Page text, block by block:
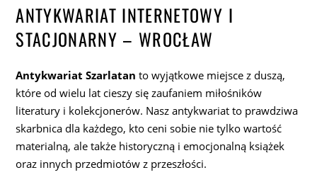
ANTYKWARIAT INTERNETOWY I
STACJONARNY – WROCŁAW
Antykwariat Szarlatan to wyjątkowe miejsce z duszą,
które od wielu lat cieszy się zaufaniem miłośników
literatury i kolekcjonerów. Nasz antykwariat to prawdziwa
skarbnica dla każdego, kto ceni sobie nie tylko wartość
materialną, ale także historyczną i emocjonalną książek
oraz innych przedmiotów z przeszłości.